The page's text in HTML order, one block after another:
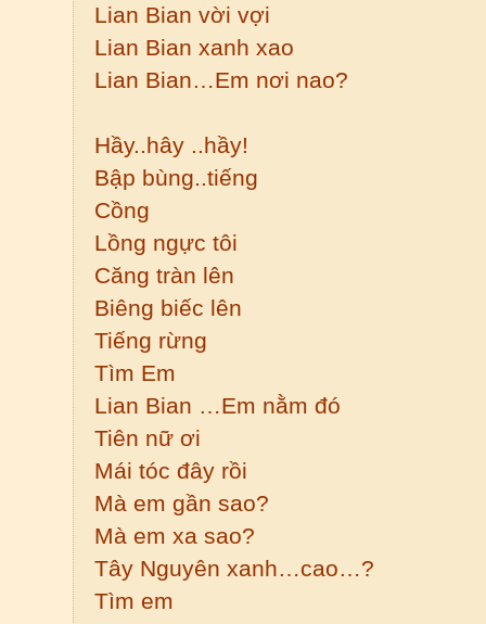
Lian Bian vời vợi
Lian Bian xanh xao
Lian Bian…Em nơi nao?
Hầy..hây ..hầy!
Bập bùng..tiếng
Cồng
Lồng ngực tôi
Căng tràn lên
Biêng biếc lên
Tiếng rừng
Tìm Em
Lian Bian …Em nằm đó
Tiên nữ ơi
Mái tóc đây rồi
Mà em gần sao?
Mà em xa sao?
Tây Nguyên xanh…cao…?
Tìm em